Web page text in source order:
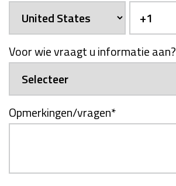
Voor wie vraagt u informatie aan?
Opmerkingen/vragen*